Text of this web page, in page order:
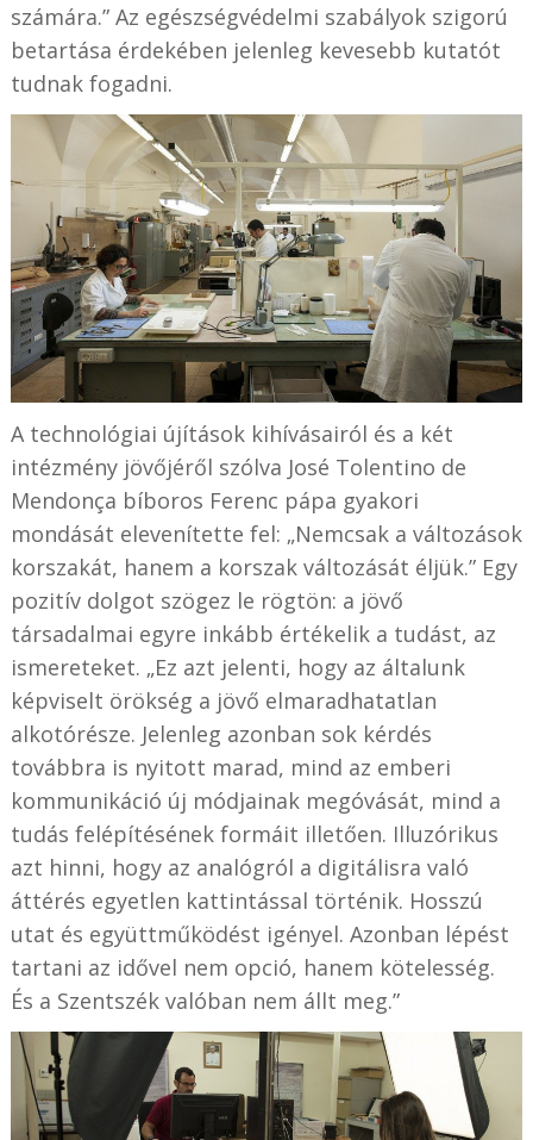
számára.” Az egészségvédelmi szabályok szigorú
betartása érdekében jelenleg kevesebb kutatót
tudnak fogadni.
A technológiai újítások kihívásairól és a két
intézmény jövőjéről szólva José Tolentino de
Mendonça bíboros Ferenc pápa gyakori
mondását elevenítette fel: „Nemcsak a változások
korszakát, hanem a korszak változását éljük.” Egy
pozitív dolgot szögez le rögtön: a jövő
társadalmai egyre inkább értékelik a tudást, az
ismereteket. „Ez azt jelenti, hogy az általunk
képviselt örökség a jövő elmaradhatatlan
alkotórésze. Jelenleg azonban sok kérdés
továbbra is nyitott marad, mind az emberi
kommunikáció új módjainak megóvását, mind a
tudás felépítésének formáit illetően. Illuzórikus
azt hinni, hogy az analógról a digitálisra való
áttérés egyetlen kattintással történik. Hosszú
utat és együttműködést igényel. Azonban lépést
tartani az idővel nem opció, hanem kötelesség.
És a Szentszék valóban nem állt meg.”